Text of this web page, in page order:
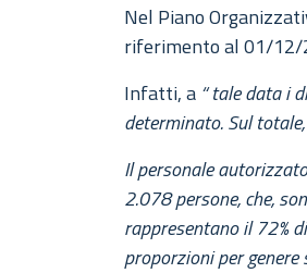
Nel Piano
riferimento al 01/12/
Infatti, a “ tale data i
determinato. Sul
Il personale
2.078 persone, che,
rappresentano il 72%
proporzioni per